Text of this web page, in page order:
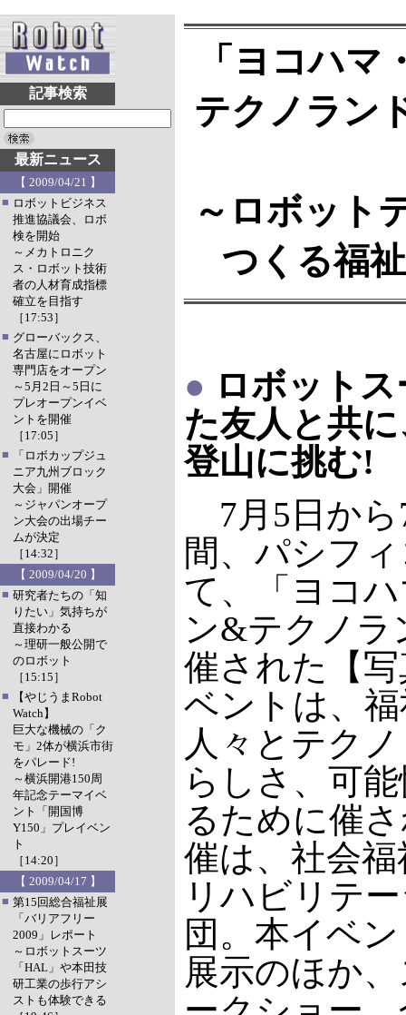
記事検索
最新ニュース
【 2009/04/21 】
■ ロボットビジネス
推進協議会、ロボ
検を開始
～メカトロニク
ス・ロボット技術
者の人材育成指標
確立を目指す
［17:53］
■ グローバックス、
名古屋にロボット
専門店をオープン
～5月2日～5日に
プレオープンイベ
ントを開催
［17:05］
■
「ロボカップジュ
ニア九州ブロック
大会」開催
～ジャパンオープ
ン大会の出場チー
ムが決定
［14:32］
【 2009/04/20 】
■ 研究者たちの「知
りたい」気持ちが
直接わかる
～理研一般公開で
のロボット
［15:15］
■
【やじうまRobot
Watch】
巨大な機械の「ク
モ」2体が横浜市街
をパレード!
～横浜開港150周
年記念テーマイベ
ント「開国博
Y150」プレイベン
ト
［14:20］
【 2009/04/17 】
■ 第15回総合福祉展
「バリアフリー
2009」レポート
～ロボットスーツ
「HAL」や本田技
研工業の歩行アシ
ストも体験できる
「ヨコハ
テクノラン
～ロボット
つくる福
● ロボット
た友人と共
登山に挑む!
7月5日から
間、パシフ
て、「ヨコ
ン&テクノラ
催された【
ベントは、
人々とテク
らしさ、可
るために催
催は、社会
リハビリテ
団。本イベ
展示のほか